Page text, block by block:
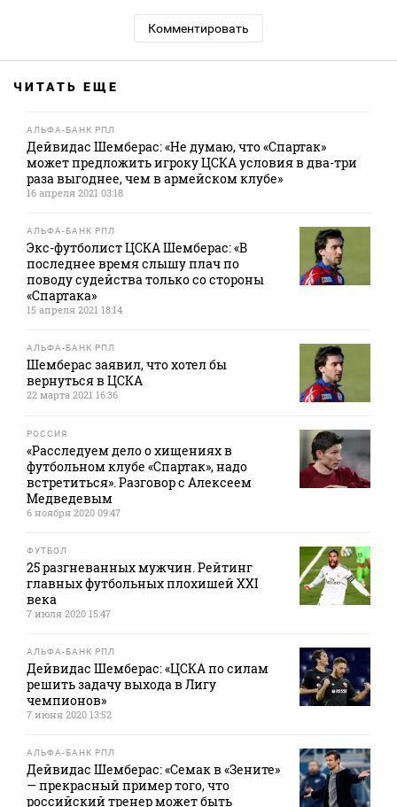
Комментировать
ЧИТАТЬ ЕЩЕ
АЛЬФА-БАНК РПЛ
Дейвидас Шемберас: «Не думаю, что «Спартак»
может предложить игроку ЦСКА условия в два-три
раза выгоднее, чем в армейском клубе»
16 апреля 2021 03:18
АЛЬФА-БАНК РПЛ
Экс-футболист ЦСКА Шемберас: «В
последнее время слышу плач по
поводу судейства только со стороны
«Спартака»
15 апреля 2021 18:14
АЛЬФА-БАНК РПЛ
Шемберас заявил, что хотел бы
вернуться в ЦСКА
22 марта 2021 16:36
РОССИЯ
«Расследуем дело о хищениях в
футбольном клубе «Спартак», надо
встретиться». Разговор с Алексеем
Медведевым
6 ноября 2020 09:47
ФУТБОЛ
25 разгневанных мужчин. Рейтинг
главных футбольных плохишей XXI
века
7 июля 2020 15:47
АЛЬФА-БАНК РПЛ
Дейвидас Шемберас: «ЦСКА по силам
решить задачу выхода в Лигу
чемпионов»
7 июня 2020 13:52
АЛЬФА-БАНК РПЛ
Дейвидас Шемберас: «Семак в «Зените»
— прекрасный пример того, что
российский тренер может быть